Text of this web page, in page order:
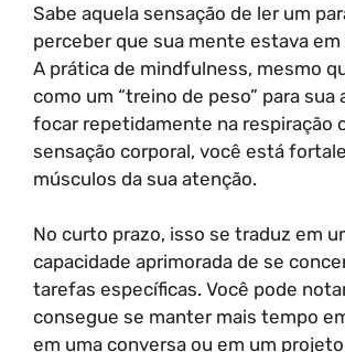
Sabe aquela sensação de ler um
perceber que sua mente estava
A prática de mindfulness, mesmo
como um “treino de peso” para sua
focar repetidamente na respiração
sensação corporal, você está
músculos da sua atenção.
No curto prazo, isso se traduz em
capacidade aprimorada de se
tarefas específicas. Você pode
consegue se manter mais tempo
em uma conversa ou em um